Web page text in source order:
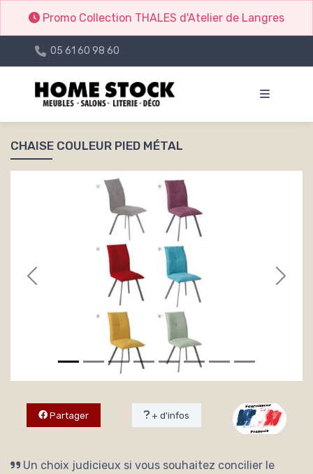
Promo Collection THALES d'Atelier de Langres
05 61 60 98 60
CHAISE COULEUR PIED MÉTAL
Partager + d'infos
Un choix judicieux si vous souhaitez concilier le